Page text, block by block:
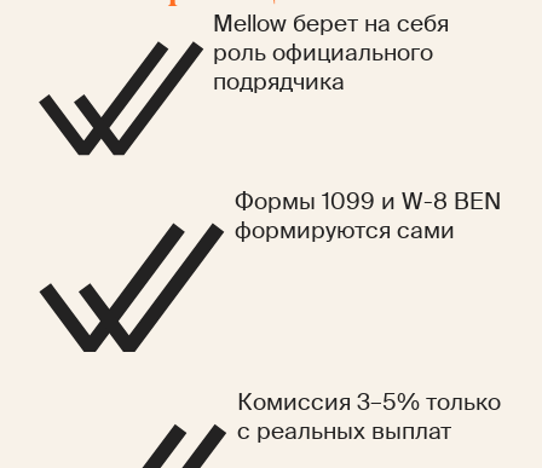
Mellow берет на себя
роль официального
подрядчика
Формы 1099 и W-8 BEN
формируются сами
Комиссия 3–5% только
с реальных выплат